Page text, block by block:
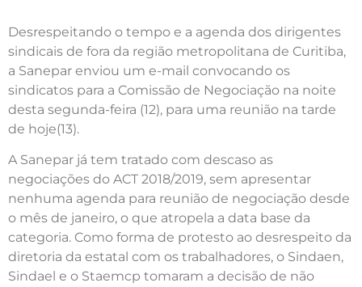
Desrespeitando o tempo e a agenda dos dirigentes
sindicais de fora da região metropolitana de Curitiba,
a Sanepar enviou um e-mail convocando os
sindicatos para a Comissão de Negociação na noite
desta segunda-feira (12), para uma reunião na tarde
de hoje(13).
A Sanepar já tem tratado com descaso as
negociações do ACT 2018/2019, sem apresentar
nenhuma agenda para reunião de negociação desde
o mês de janeiro, o que atropela a data base da
categoria. Como forma de protesto ao desrespeito da
diretoria da estatal com os trabalhadores, o Sindaen,
Sindael e o Staemcp tomaram a decisão de não